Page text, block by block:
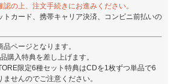
の上、注文手続きにお進みください。
カード、携帯キャリア決済、コンビニ前払いの
品ページとなります。
入特典を差し上げます。
限定6種セット特典はCDを1枚ずつ単品で6
せんのでご注意ください。